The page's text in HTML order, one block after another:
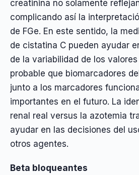
creatinina no solamente
complicando así la
de FGe. En este sentido, la
de cistatina C pueden ayudar
de la variabilidad de los
probable que biomarcadores
junto a los marcadores
importantes en el futuro. La
renal real versus la azotemia
ayudar en las decisiones del
otros agentes.
Beta bloqueantes